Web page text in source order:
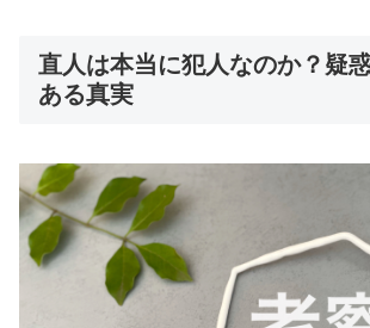
直人は本当に犯人なのか？疑
ある真実